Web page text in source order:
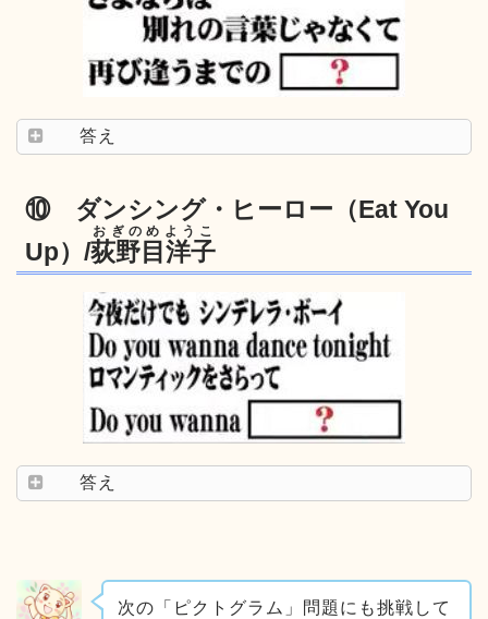
答え
⑩ ダンシング・ヒーロー（Eat You
Up）/荻野目洋子
おぎのめようこ
答え
次の「ピクトグラム」問題にも挑戦して